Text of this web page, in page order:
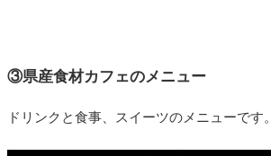
③県産食材カフェのメニュー
ドリンクと食事、スイーツのメニューです。